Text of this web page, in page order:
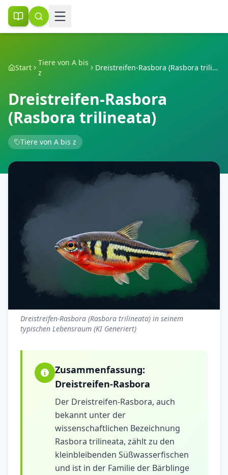
Start
Tiere von A bis
z
Dreistreifen-Rasbora (Rasbora trilineata)
Dreistreifen-Rasbora
(Rasbora trilineata)
Tiere von A bis z
Dreistreifen-Rasbora (Rasbora trilineata) in seinem
typischen Lebensraum (KI Generiert)
Zusammenfassung:
Dreistreifen-Rasbora
Der Dreistreifen-Rasbora, auch
bekannt unter der
wissenschaftlichen Bezeichnung
Rasbora trilineata, zählt zu den
kleinbleibenden Süßwasserfischen
und ist in der Familie der Bärblinge